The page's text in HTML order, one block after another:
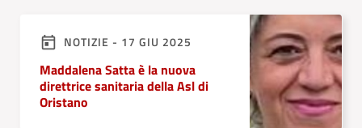
NOTIZIE - 17 GIU 2025
Maddalena Satta è la nuova
direttrice sanitaria della Asl di
Oristano